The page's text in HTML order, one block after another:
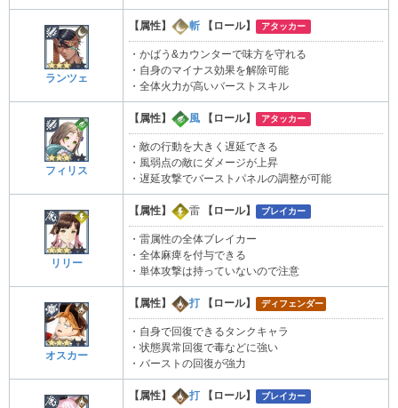
ランツェ
【属性】 斬 【ロール】 アタッカー
・かばう&カウンターで味方を守れる
・自身のマイナス効果を解除可能
・全体火力が高いバーストスキル
フィリス
【属性】 風 【ロール】 アタッカー
・敵の行動を大きく遅延できる
・風弱点の敵にダメージが上昇
・遅延攻撃でバーストパネルの調整が可能
リリー
【属性】 雷 【ロール】 ブレイカー
・雷属性の全体ブレイカー
・全体麻痺を付与できる
・単体攻撃は持っていないので注意
オスカー
【属性】 打 【ロール】 ディフェンダー
・自身で回復できるタンクキャラ
・状態異常回復で毒などに強い
・バーストの回復が強力
【属性】 打 【ロール】 ブレイカー